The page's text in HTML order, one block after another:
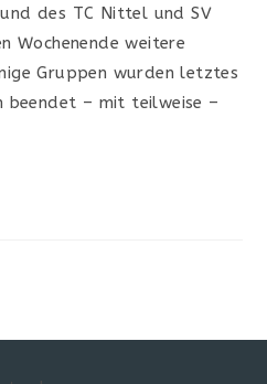
des TC Nittel und SV
Wochenende weitere
Gruppen wurden letztes
beendet – mit teilweise –